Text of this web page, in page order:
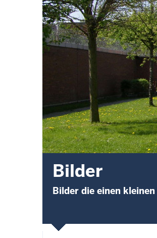
Bilder
Bilder die einen